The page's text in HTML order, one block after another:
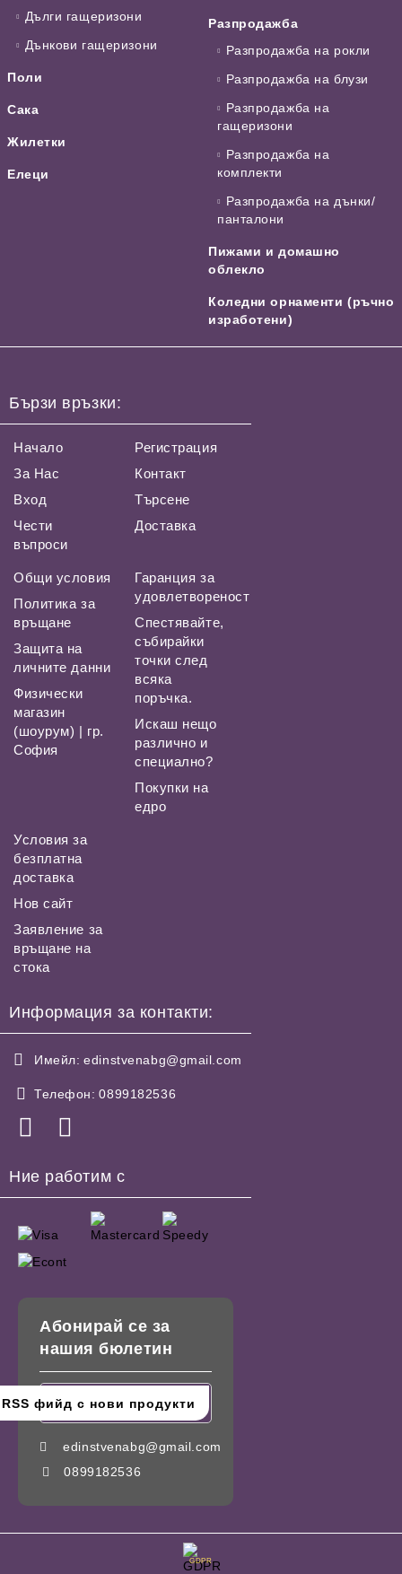
Дълги гащеризони
Дънкови гащеризони
Поли
Сака
Жилетки
Елеци
Разпродажба
Разпродажба на рокли
Разпродажба на блузи
Разпродажба на
гащеризони
Разпродажба на
комплекти
Разпродажба на дънки/
панталони
Пижами и домашно
облекло
Коледни орнаменти (ръчно
изработени)
Бързи връзки:
Начало
За Нас
Вход
Чести
въпроси
Регистрация
Контакт
Търсене
Доставка
Общи условия
Политика за
връщане
Защита на
личните данни
Физически
магазин
(шоурум) | гр.
София
Гаранция за
удовлетвореност
Спестявайте,
събирайки
точки след
всяка
поръчка.
Искаш нещо
различно и
специално?
Покупки на
едро
Условия за
безплатна
доставка
Нов сайт
Заявление за
връщане на
стока
Информация за контакти:
Имейл: edinstvenabg@gmail.com
Телефон: 0899182536
Ние работим с
Абонирай се за
нашия бюлетин
edinstvenabg@gmail.com
0899182536
GDPR